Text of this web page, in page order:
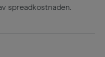
spreadkostnaden.